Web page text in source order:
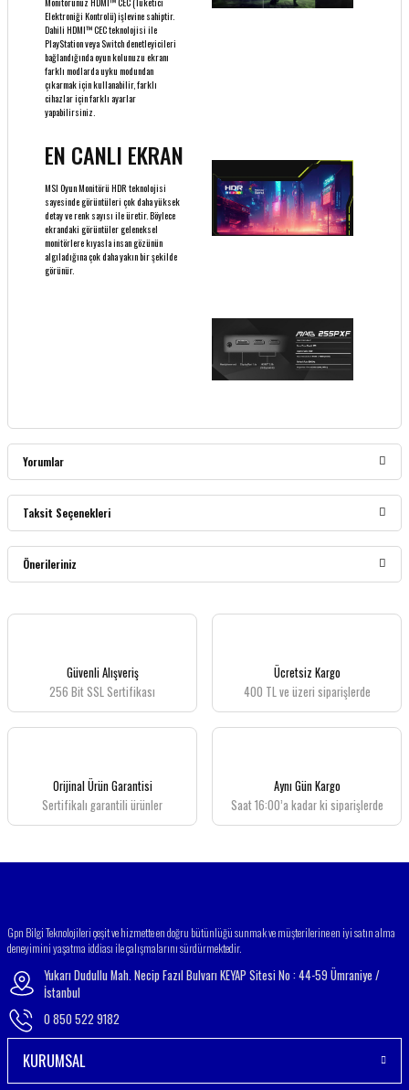
Elektroniği Kontrolü) işlevine sahiptir.
Dahili HDMI™ CEC teknolojisi ile
PlayStation veya Switch denetleyicileri
bağlandığında oyun kolunuzu ekranı
farklı modlarda uyku modundan
çıkarmak için kullanabilir, farklı
cihazlar için farklı ayarlar
yapabilirsiniz.
EN CANLI EKRAN
MSI Oyun Monitörü HDR teknolojisi
sayesinde görüntüleri çok daha yüksek
detay ve renk sayısı ile üretir. Böylece
ekrandaki görüntüler geleneksel
monitörlere kıyasla insan gözünün
algıladığına çok daha yakın bir şekilde
görünür.
Yorumlar
Bu ürüne ilk yorumu siz yapın!
Taksit Seçenekleri
Önerileriniz
Bu ürünün fiyat bilgisi, resim, ürün açıklamalarında ve diğer konularda yetersiz
Ürün resmi kalitesiz, bozuk veya görüntülenemiyor.
Ürün açıklamasında eksik bilgiler bulunuyor.
Ürün fiyatı diğer sitelerden daha pahalı.
Bu ürüne benzer farklı alternatifler olmalı.
Güvenli Alışveriş
256 Bit SSL Sertifikası
Ücretsiz Kargo
400 TL ve üzeri siparişlerde
Orijinal Ürün Garantisi
Sertifikalı garantili ürünler
Aynı Gün Kargo
Saat 16:00’a kadar ki siparişlerde
Gpn Bilgi Teknolojileri çeşit ve hizmette en doğru bütünlüğü sunmak ve müşterilerine en iyi satın alma
deneyimini yaşatma iddiası ile çalışmalarını sürdürmektedir.
Yukarı Dudullu Mah. Necip Fazıl Bulvarı KEYAP Sitesi No : 44-59 Ümraniye /
İstanbul
0 850 522 9182
KURUMSAL